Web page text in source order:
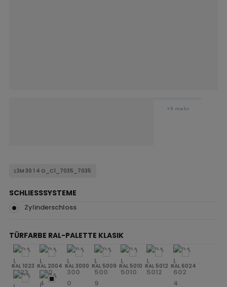
+5 mehr
L3M 30 1 4 O_C1_7035_7035
SCHLIESSSYSTEME
Zylinderschloss
TÜRFARBE RAL-PALETTE KLASIK
RAL 1023 RAL 2004 RAL 3000 RAL 5009 RAL 5010 RAL 5012 RAL 6024